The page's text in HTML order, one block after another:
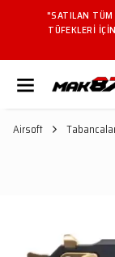
"SATILAN TÜM
TÜFEKLERI
Airsoft